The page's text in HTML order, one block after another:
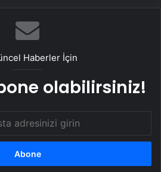
Haberler İçin
olabilirsiniz!